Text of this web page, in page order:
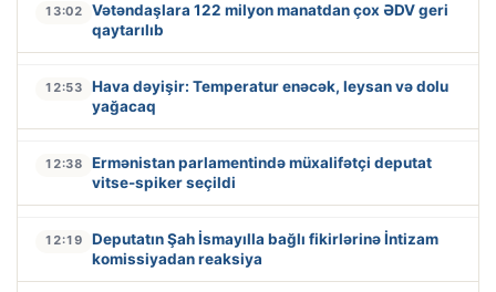
13:02
Vətəndaşlara 122 milyon manatdan çox ƏDV geri
qaytarılıb
12:53
Hava dəyişir: Temperatur enəcək, leysan və dolu
yağacaq
12:38
Ermənistan parlamentində müxalifətçi deputat
vitse-spiker seçildi
12:19
Deputatın Şah İsmayılla bağlı fikirlərinə İntizam
komissiyadan reaksiya